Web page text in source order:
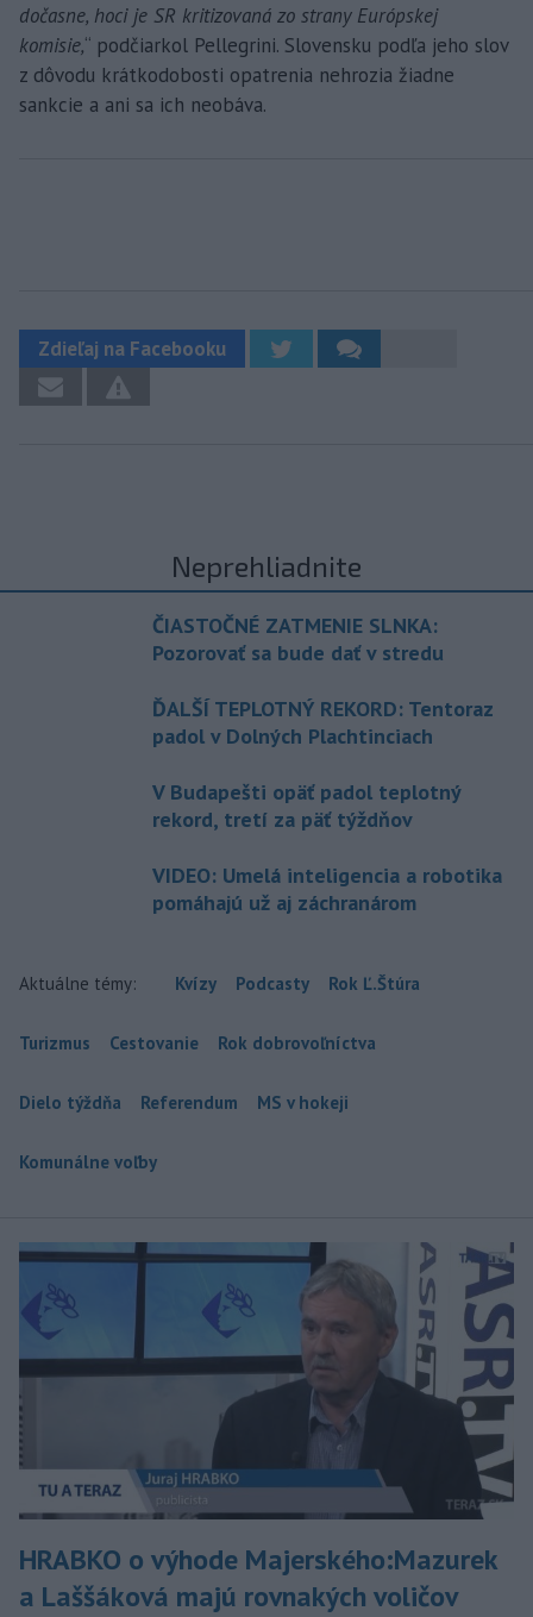
dočasne, hoci je SR kritizovaná zo strany Európskej
komisie,“ podčiarkol Pellegrini. Slovensku podľa jeho slov
z dôvodu krátkodobosti opatrenia nehrozia žiadne
sankcie a ani sa ich neobáva.
Zdieľaj na Facebooku
Neprehliadnite
ČIASTOČNÉ ZATMENIE SLNKA:
Pozorovať sa bude dať v stredu
ĎALŠÍ TEPLOTNÝ REKORD: Tentoraz
padol v Dolných Plachtinciach
V Budapešti opäť padol teplotný
rekord, tretí za päť týždňov
VIDEO: Umelá inteligencia a robotika
pomáhajú už aj záchranárom
Aktuálne témy: Kvízy Podcasty Rok Ľ.Štúra
Turizmus Cestovanie Rok dobrovoľníctva
Dielo týždňa Referendum MS v hokeji
Komunálne voľby
HRABKO o výhode Majerského:Mazurek
a Laššáková majú rovnakých voličov